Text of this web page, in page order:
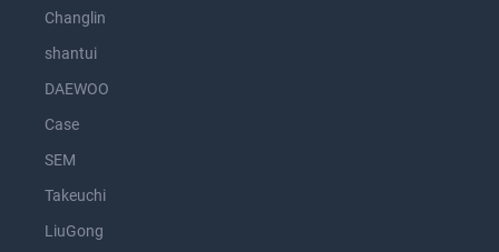
Changlin
shantui
DAEWOO
Case
SEM
Takeuchi
LiuGong